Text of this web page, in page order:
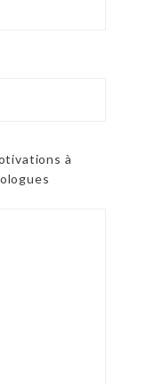
à